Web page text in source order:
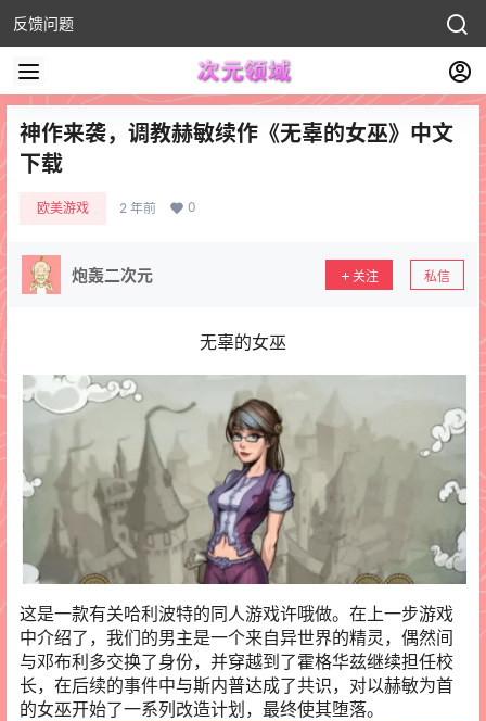
反馈问题
神作来袭，调教赫敏续作《无辜的女巫》中文
下载
欧美游戏 2 年前 0
炮轰二次元 关注 私信
无辜的女巫
这是一款有关哈利波特的同人游戏许哦做。在上一步游戏
中介绍了，我们的男主是一个来自异世界的精灵，偶然间
与邓布利多交换了身份，并穿越到了霍格华兹继续担任校
长，在后续的事件中与斯内普达成了共识，对以赫敏为首
的女巫开始了一系列改造计划，最终使其堕落。